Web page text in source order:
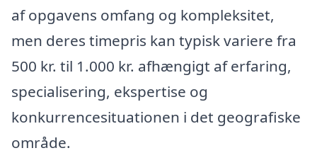
af opgavens omfang og kompleksitet,
men deres timepris kan typisk variere fra
500 kr. til 1.000 kr. afhængigt af erfaring,
specialisering, ekspertise og
konkurrencesituationen i det geografiske
område.